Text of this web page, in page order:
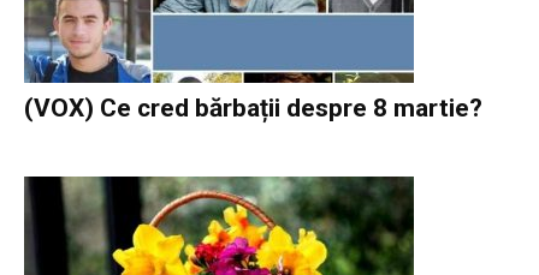
(VOX) Ce cred bărbații despre 8 martie?